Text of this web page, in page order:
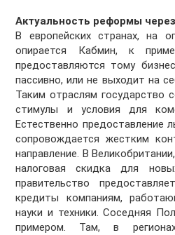
Актуальность реформы
В европейских странах, на
опирается Кабмин, к
предоставляются тому
пассивно, или не выходит на
Таким отраслям государство
стимулы и условия для
Естественно предоставление
сопровождается жестким
направление. В
налоговая скидка для
правительство
кредиты компаниям,
науки и техники. Соседняя
примером. Там, в